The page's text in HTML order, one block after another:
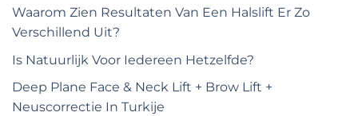
Waarom Zien Resultaten Van Een Halslift Er Zo
Verschillend Uit?
Is Natuurlijk Voor Iedereen Hetzelfde?
Deep Plane Face & Neck Lift + Brow Lift +
Neuscorrectie In Turkije